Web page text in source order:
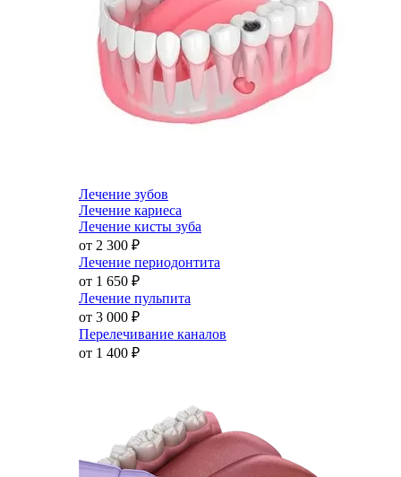
Лечение зубов
Лечение кариеса
Лечение кисты зуба
от 2 300 ₽
Лечение периодонтита
от 1 650 ₽
Лечение пульпита
от 3 000 ₽
Перелечивание каналов
от 1 400 ₽